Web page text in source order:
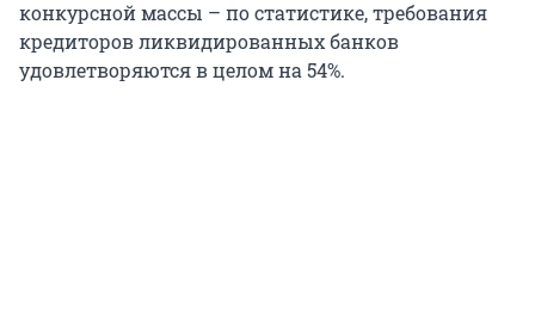
конкурсной массы – по статистике, требования
кредиторов ликвидированных банков
удовлетворяются в целом на 54%.